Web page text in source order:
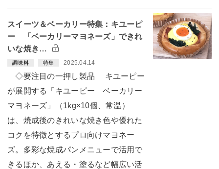
スイーツ＆ベーカリー特集：キユーピ
ー 「ベーカリーマヨネーズ」できれ
いな焼き…
調味料 特集 2025.04.14
◇要注目の一押し製品 キユーピー
が展開する「キユーピー ベーカリー
マヨネーズ」（1kg×10個、常温）
は、焼成後のきれいな焼き色や優れた
コクを特徴とするプロ向けマヨネー
ズ。多彩な焼成パンメニューで活用で
きるほか、あえる・塗るなど幅広い活